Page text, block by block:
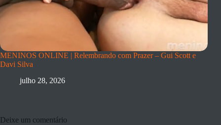
MENINOS ONLINE | Relembrando com Prazer – Gui Scott e
Davi Silva
julho 28, 2026
Deixe um comentário